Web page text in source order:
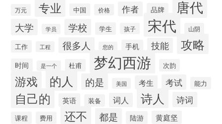
万元 专业 中国 价格 作者 品牌 唐代
大学 学员 学校 学生 孩子 宋代 山阴
工作 工程 很多人 您的 手机 技能 攻略
时间 是一个 杜甫 梦幻西游 次韵
游戏 的人 的是 美国 考生 考试 能力
自己的 英语 装备 词人 诗人 诗词
课程 费用 还不 都是 陆游 黄庭坚